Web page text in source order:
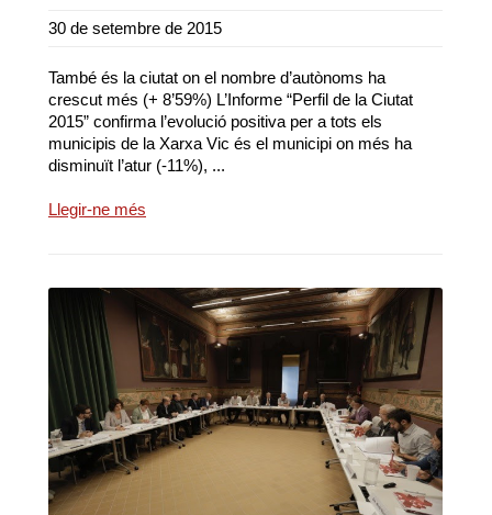
30 de setembre de 2015
També és la ciutat on el nombre d’autònoms ha
crescut més (+ 8’59%) L’Informe “Perfil de la Ciutat
2015” confirma l’evolució positiva per a tots els
municipis de la Xarxa Vic és el municipi on més ha
disminuït l’atur (-11%), ...
Llegir-ne més